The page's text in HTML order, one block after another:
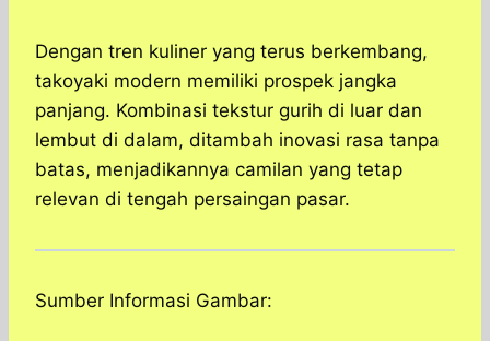
Dengan tren kuliner yang terus berkembang,
takoyaki modern memiliki prospek jangka
panjang. Kombinasi tekstur gurih di luar dan
lembut di dalam, ditambah inovasi rasa tanpa
batas, menjadikannya camilan yang tetap
relevan di tengah persaingan pasar.
Sumber Informasi Gambar: